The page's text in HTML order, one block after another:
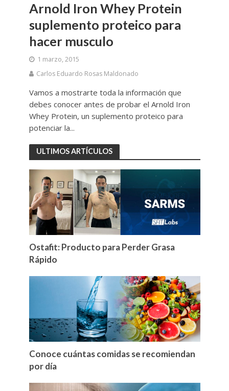
Arnold Iron Whey Protein
suplemento proteico para
hacer musculo
1 marzo, 2015
Carlos Eduardo Rosas Maldonado
Vamos a mostrarte toda la información que
debes conocer antes de probar el Arnold Iron
Whey Protein, un suplemento proteico para
potenciar la...
ULTIMOS ARTÍCULOS
Ostafit: Producto para Perder Grasa
Rápido
Conoce cuántas comidas se recomiendan
por día